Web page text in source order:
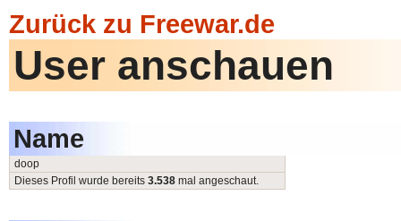
Zurück zu Freewar.de
User anschauen
Name
doop
Dieses Profil wurde bereits 3.538 mal angeschaut.